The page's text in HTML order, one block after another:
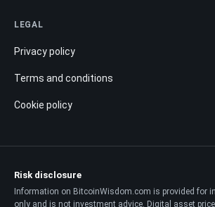
LEGAL
Privacy policy
Terms and conditions
Cookie policy
Risk disclosure
Information on BitcoinWisdom.com is provided for
only and is not investment advice. Digital asset